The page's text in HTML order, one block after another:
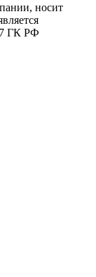
носит
ГК РФ